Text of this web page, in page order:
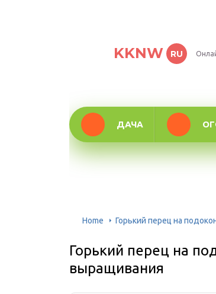
KKNW RU
ДАЧА
Home Горький перец на
Горький перец на
выращивания